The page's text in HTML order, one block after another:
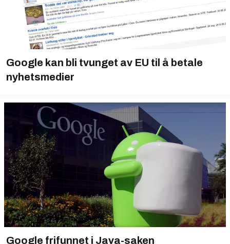
Google kan bli tvunget av EU til å betale
nyhetsmedier
Google frifunnet i Java-saken